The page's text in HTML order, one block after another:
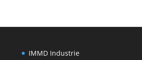
IMMD Industrie